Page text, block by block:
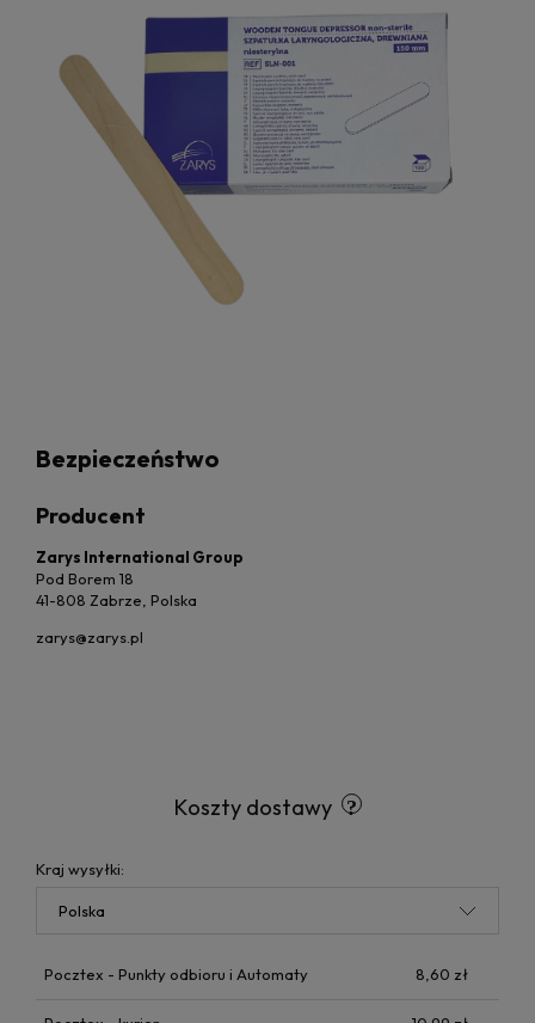
Bezpieczeństwo
Producent
Zarys International Group
Pod Borem 18
41-808 Zabrze, Polska
zarys@zarys.pl
Koszty dostawy
Kraj wysyłki:
Pocztex - Punkty odbioru i Automaty 8,60 zł